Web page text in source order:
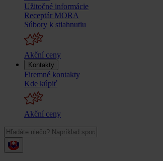
Užitočné informácie
Receptár MORA
Súbory k stiahnutiu
Akční ceny
Kontakty
Firemné kontakty
Kde kúpiť
Akční ceny